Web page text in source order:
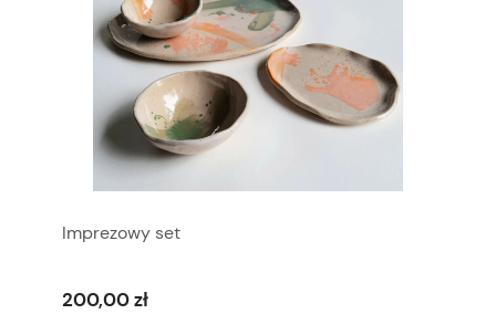
Imprezowy set
200,00 zł